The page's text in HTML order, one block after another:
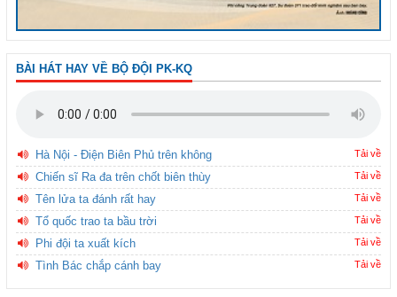
BÀI HÁT HAY VỀ BỘ ĐỘI PK-KQ
Hà Nội - Điện Biên Phủ trên không Tải về
Chiến sĩ Ra đa trên chốt biên thùy Tải về
Tên lửa ta đánh rất hay Tải về
Tổ quốc trao ta bầu trời Tải về
Phi đội ta xuất kích Tải về
Tình Bác chắp cánh bay Tải về